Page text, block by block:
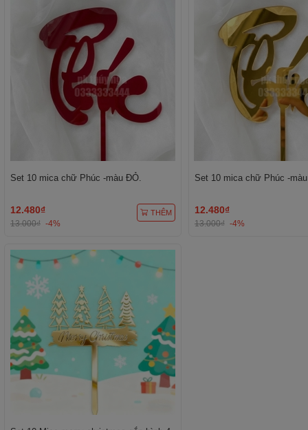
Set 10 mica chữ Phúc -màu ĐỎ.
12.480₫
13.000₫ -4%
THÊM
Set 10 mica chữ Phúc -
12.480₫
13.000₫ -4%